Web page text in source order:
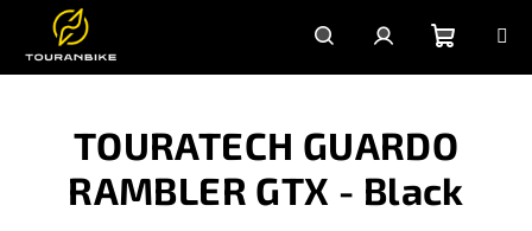
obsah
košík
TOURATECH GUARDO
RAMBLER GTX - Black